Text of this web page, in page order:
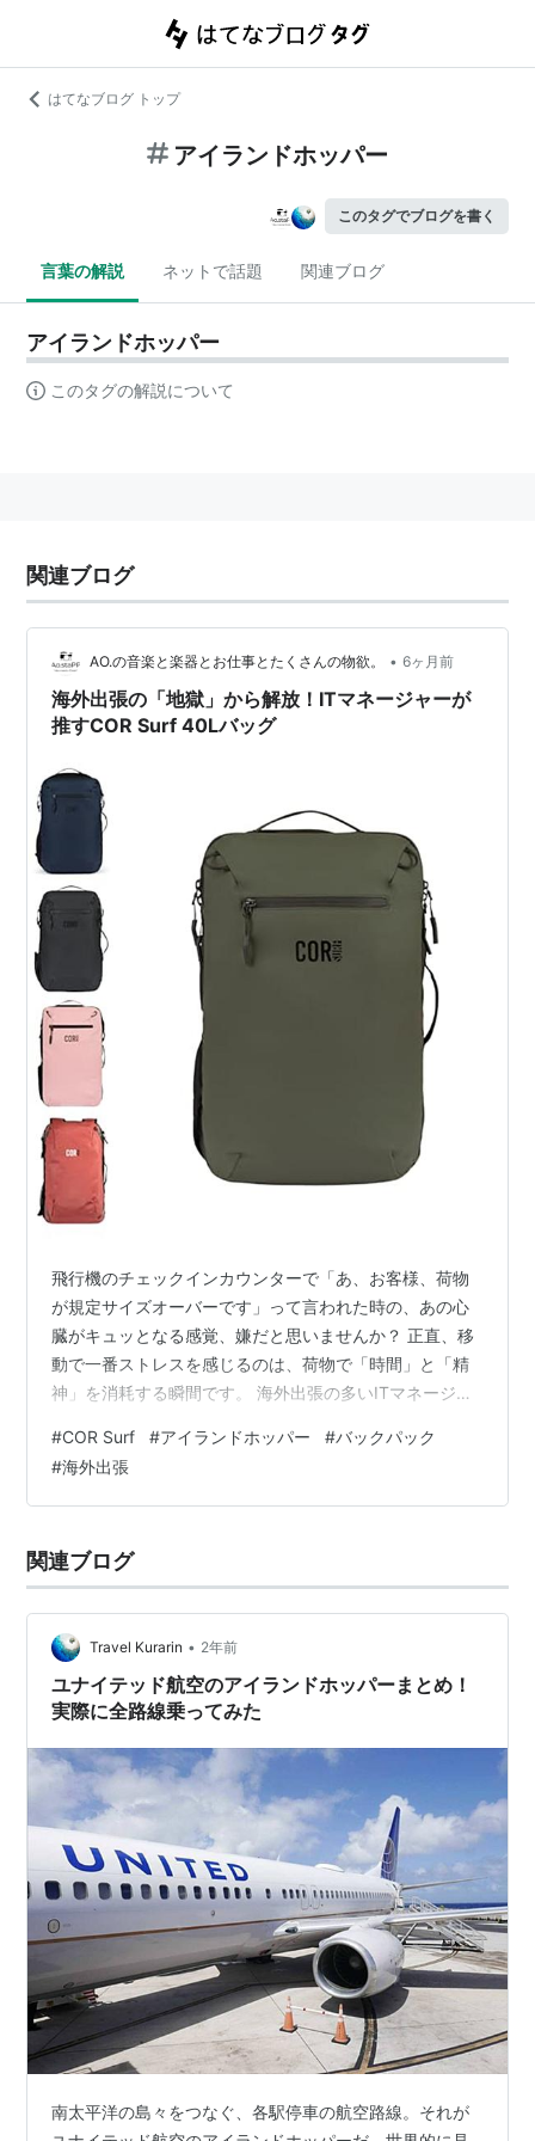
はてなブログ トップ
アイランドホッパー
このタグでブログを書く
言葉の解説 ネットで話題 関連ブログ
アイランドホッパー
このタグの解説について
関連ブログ
AO.の音楽と楽器とお仕事とたくさんの物欲。 • 6ヶ月前
海外出張の「地獄」から解放！ITマネージャーが
推すCOR Surf 40Lバッグ
飛行機のチェックインカウンターで「あ、お客様、荷物
が規定サイズオーバーです」って言われた時の、あの心
臓がキュッとなる感覚、嫌だと思いませんか？ 正直、移
動で一番ストレスを感じるのは、荷物で「時間」と「精
神」を消耗する瞬間です。 海外出張の多いITマネージャ
引っかかったり、預けた荷物がロストバゲージして現地
で冷や汗をかいた経験があるからこそ、荷物による「地
獄のループ」から解放されたいと強く願っています。 荷
のマネジメントという仕事柄、常に「効率化」と「構造
化」を考えています。移動の荷物…
#COR Surf #アイランドホッパー #バックパック
#海外出張
関連ブログ
Travel Kurarin • 2年前
ユナイテッド航空のアイランドホッパーまとめ！
実際に全路線乗ってみた
南太平洋の島々をつなぐ、各駅停車の航空路線。それが